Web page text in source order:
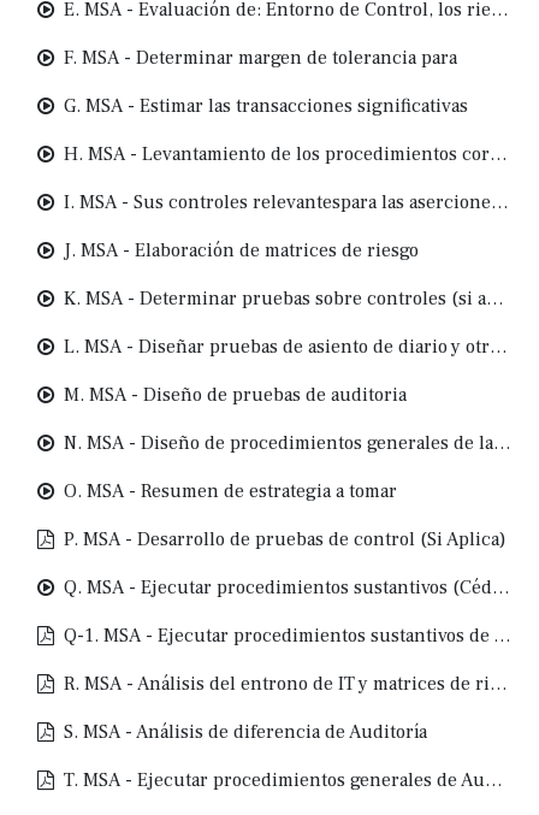
E. MSA - Evaluación de: Entorno de Control, los riesgos, actividades de control, información y comuniación
F. MSA - Determinar margen de tolerancia para
G. MSA - Estimar las transacciones significativas
H. MSA - Levantamiento de los procedimientos core del negocio
I. MSA - Sus controles relevantespara las aserciones de auditoría
J. MSA - Elaboración de matrices de riesgo
K. MSA - Determinar pruebas sobre controles (si aplica)
L. MSA - Diseñar pruebas de asiento de diario y otros procedimientos obligatorios de fraude
M. MSA - Diseño de pruebas de auditoria
N. MSA - Diseño de procedimientos generales de la Auditoria
O. MSA - Resumen de estrategia a tomar
P. MSA - Desarrollo de pruebas de control (Si Aplica)
Q. MSA - Ejecutar procedimientos sustantivos (Cédulas sumarlas y programas de Auditoría)
Q-1. MSA - Ejecutar procedimientos sustantivos de Auditoría (Revision de Impuestos)
R. MSA - Análisis del entrono de IT y matrices de riesgo
S. MSA - Análisis de diferencia de Auditoría
T. MSA - Ejecutar procedimientos generales de Auditoría